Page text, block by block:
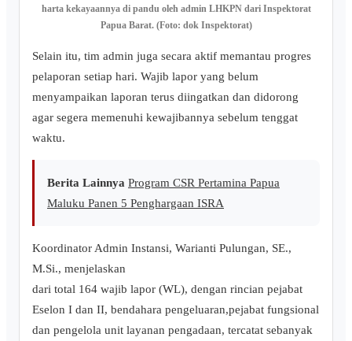
harta kekayaannya di pandu oleh admin LHKPN dari Inspektorat
Papua Barat. (Foto: dok Inspektorat)
Selain itu, tim admin juga secara aktif memantau progres
pelaporan setiap hari. Wajib lapor yang belum
menyampaikan laporan terus diingatkan dan didorong
agar segera memenuhi kewajibannya sebelum tenggat
waktu.
Berita Lainnya Program CSR Pertamina Papua
Maluku Panen 5 Penghargaan ISRA
Koordinator Admin Instansi, Warianti Pulungan, SE.,
M.Si., menjelaskan
dari total 164 wajib lapor (WL), dengan rincian pejabat
Eselon I dan II, bendahara pengeluaran,pejabat fungsional
dan pengelola unit layanan pengadaan, tercatat sebanyak